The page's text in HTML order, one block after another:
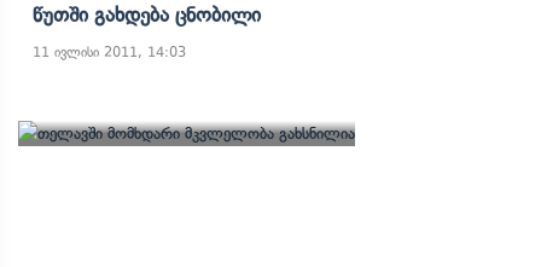
Წუთში Გახდება Ცნობილი
11 ივლისი 2011, 14:03